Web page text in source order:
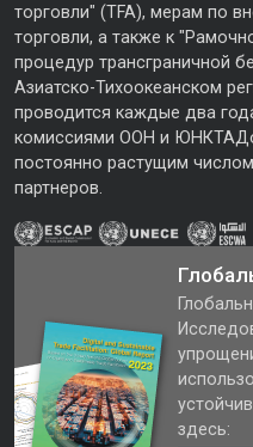
торговли" (TFA), мерам по
торговли, а также к
процедур трансграничной
Азиатско-Тихоокеанском
проводится каждые два
комиссиями ООН и
постоянно растущим
партнеров.
здесь: